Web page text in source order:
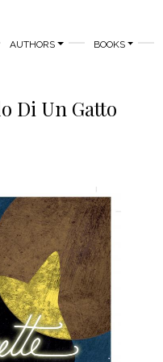
AUTHORS BOOKS
Di Un Gatto